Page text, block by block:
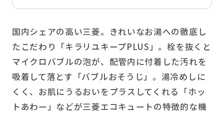
国内シェアの高い三菱。きれいなお湯への徹底し
たこだわり「キラリユキープPLUS」。栓を抜くと
マイクロバブルの泡が、配管内に付着した汚れを
吸着して落とす「バブルおそうじ」。湯冷めしに
くく、お肌にうるおいをプラスしてくれる「ホッ
トあわー」などが三菱エコキュートの特徴的な機